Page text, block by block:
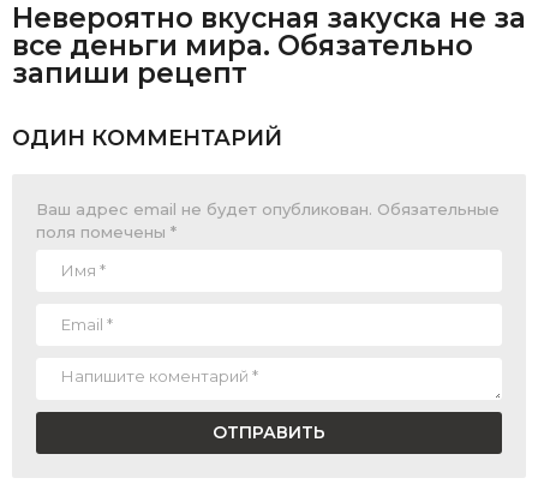
Невероятно вкусная закуска не за
все деньги мира. Обязательно
запиши рецепт
ОДИН КОММЕНТАРИЙ
Ваш адрес email не будет опубликован. Обязательные
поля помечены *